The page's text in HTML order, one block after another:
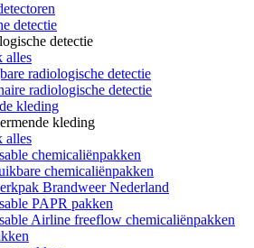
detectie
detectie
alles
radiologische detectie
radiologische detectie
kleding
kleding
alles
chemicaliënpakken
chemicaliënpakken
Brandweer Nederland
PAPR pakken
Airline freeflow chemicaliënpakken